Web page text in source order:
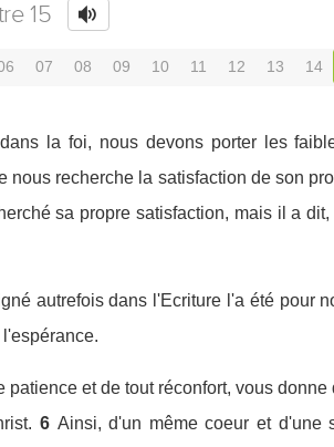
15
07 08 09 10 11 12 13 14
la foi, nous devons porter les
nous recherche la satisfaction de son
sa propre satisfaction, mais il a
autrefois dans l'Ecriture l'a été pour
patience et de tout réconfort, vous
6 Ainsi, d'un même coeur et d'une